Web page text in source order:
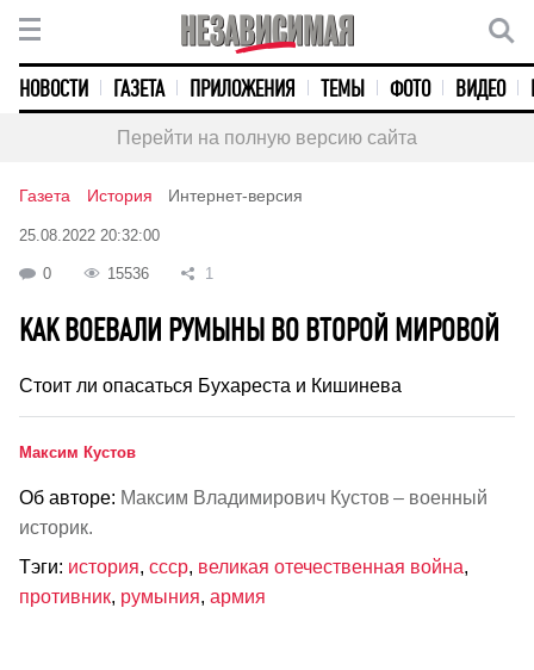
НОВОСТИ ГАЗЕТА ПРИЛОЖЕНИЯ ТЕМЫ ФОТО ВИДЕО
Перейти на полную версию сайта
Газета История Интернет-версия
25.08.2022 20:32:00
0 15536 1
КАК ВОЕВАЛИ РУМЫНЫ ВО ВТОРОЙ МИРОВОЙ
Стоит ли опасаться Бухареста и Кишинева
Максим Кустов
Об авторе: Максим Владимирович Кустов – военный
историк.
Тэги: история, ссср, великая отечественная война,
противник, румыния, армия